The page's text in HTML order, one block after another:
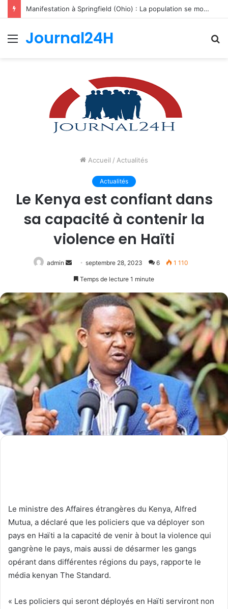
Manifestation à Springfield (Ohio) : La population se mobilise pour les Haïtiens face au TPS et aux bracelets électroniques
Menu
Journal24H
Accueil / Actualités
Actualités
Le Kenya est confiant dans
sa capacité à contenir la
violence en Haïti
admin
Envoyer
un
septembre 28, 2023 6 1 110
Temps de lecture 1 minute
Le ministre des Affaires étrangères du Kenya, Alfred
Mutua, a déclaré que les policiers que va déployer son
pays en Haïti a la capacité de venir à bout la violence qui
gangrène le pays, mais aussi de désarmer les gangs
opérant dans différentes régions du pays, rapporte le
média kenyan The Standard.
« Les policiers qui seront déployés en Haïti serviront non